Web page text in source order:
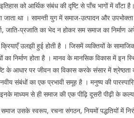
को आर्थिक संबंध की दृष्टि से पाँच भागों में वाँटा
था । सामन्ती युग में समाज-उत्पादन और उपभोक्ता
जाति-प्रजाति का भेद न होकर सम समाज का निर्माण
उलझी हुई होती है । जिसमें व्यक्तियों के
निर्माण होता है । मानव के मानसिक विकास में इन
के आधार पर जीवन का विकास करके संसार में
संबंधों का एक प्रभावी समूह है । मनुष्य की
माध्यम से ही समाज की एक पीढ़ि दूसरी पीढ़ी के
उसके स्वरूप, रचना संगठन, नियमों पद्धतियों में